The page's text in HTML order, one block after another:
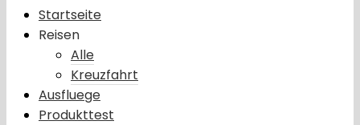
Startseite
Reisen
Alle
Kreuzfahrt
Ausfluege
Produkttest